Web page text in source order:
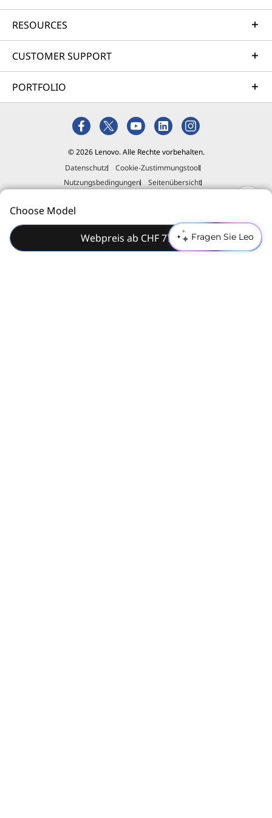
Fragen Sie Leo
RESOURCES
CUSTOMER SUPPORT
PORTFOLIO
© 2026 Lenovo. Alle Rechte vorbehalten.
Datenschutz
Cookie-Zustimmungstool
Nutzungsbedingungen
Seitenübersicht
Allgemeine Geschäftsbedingungen (AGB)
Choose Model
Webpreis ab CHF 779.00